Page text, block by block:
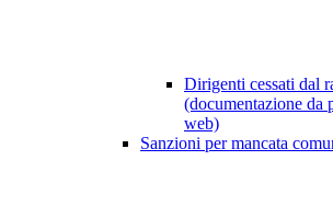
Dirigenti cessati dal
(documentazione da
web)
Sanzioni per mancata